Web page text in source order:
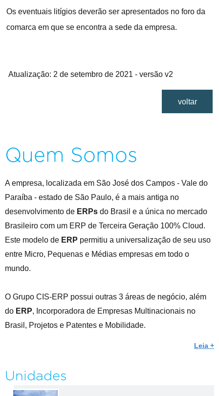
Os eventuais litígios deverão ser apresentados no foro da
comarca em que se encontra a sede da empresa.
Atualização: 2 de setembro de 2021 - versão v2
voltar
Quem Somos
A empresa, localizada em São José dos Campos - Vale do
Paraíba - estado de São Paulo, é a mais antiga no
desenvolvimento de ERPsdo Brasil e a única no mercado
Brasileiro com um ERP de Terceira Geração 100% Cloud.
Este modelo de ERP permitiu a universalização de seu uso
entre Micro, Pequenas e Médias empresas em todo o
mundo.
O Grupo CIS-ERP possui outras 3 áreas de negócio, além
do ERP, Incorporadora de Empresas Multinacionais no
Brasil, Projetos e Patentes e Mobilidade.
Leia +
Unidades